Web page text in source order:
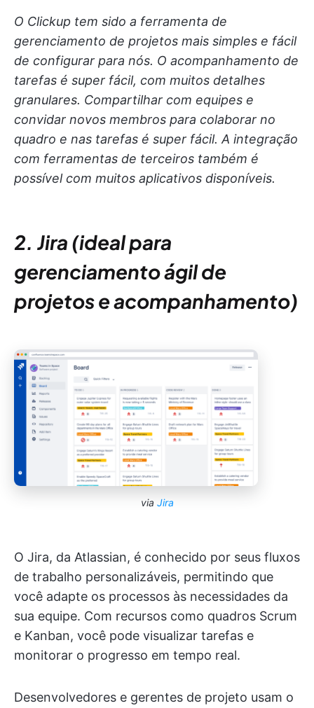
O Clickup tem sido a ferramenta de
gerenciamento de projetos mais simples e fácil
de configurar para nós. O acompanhamento de
tarefas é super fácil, com muitos detalhes
granulares. Compartilhar com equipes e
convidar novos membros para colaborar no
quadro e nas tarefas é super fácil. A integração
com ferramentas de terceiros também é
possível com muitos aplicativos disponíveis.
2. Jira (ideal para
gerenciamento ágil de
projetos e acompanhamento)
via Jira
O Jira, da Atlassian, é conhecido por seus fluxos
de trabalho personalizáveis, permitindo que
você adapte os processos às necessidades da
sua equipe. Com recursos como quadros Scrum
e Kanban, você pode visualizar tarefas e
monitorar o progresso em tempo real.
Desenvolvedores e gerentes de projeto usam o